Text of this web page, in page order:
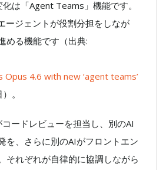
は「Agent Teams」機能です。
ージェントが役割分担をしなが
める機能です（出典:
4.6 with new ‘agent teams’
。
ードレビューを担当し、別のAI
を、さらに別のAIがフロントエン
それぞれが自律的に協調しながら